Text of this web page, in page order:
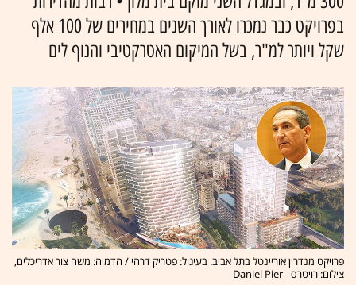
בפרויקט כבר נמכרו לאורך השנים במחירים של 100 אלף
שקל ויותר למ"ר, בשל המיקום האטרקטיבי והנוף לים
פרויקט מנדרין אוריינטל בתל אביב. בעיגול: פטריק דרהי / הדמיה: משה צור אדריכלים,
צילום: רויטרס - Daniel Pier